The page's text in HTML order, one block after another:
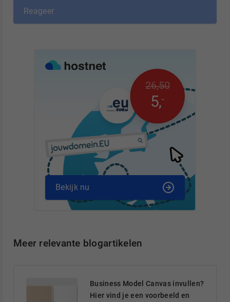
Reageer
26,50
5,-
Bekijk nu
Meer relevante blogartikelen
Business Model Canvas invullen?
Hier vind je een voorbeeld en